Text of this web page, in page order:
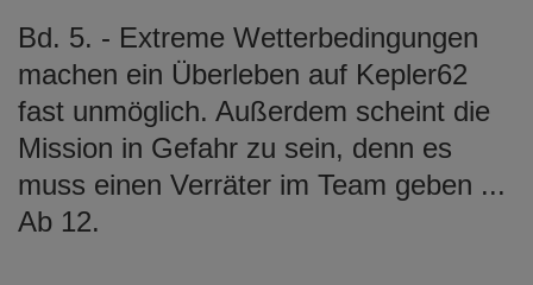
Bd. 5. - Extreme Wetterbedingungen
machen ein Überleben auf Kepler62
fast unmöglich. Außerdem scheint die
Mission in Gefahr zu sein, denn es
muss einen Verräter im Team geben ...
Ab 12.